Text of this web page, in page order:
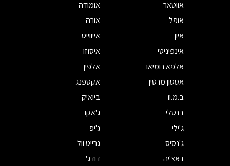
אווטאר
אומודה
אופל
אורה
איון
אייווייס
אינפיניטי
איסוזו
אלפא רומיאו
אלפין
אסטון מרטין
אקספנג
ב.מ.וו
ביואיק
בנטלי
ג'אקו
ג'ילי
ג'יפ
ג'נסיס
גרייט וול
דאצ'יה
דודג'